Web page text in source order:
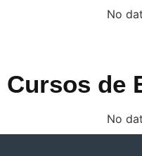
No
Cursos de
No